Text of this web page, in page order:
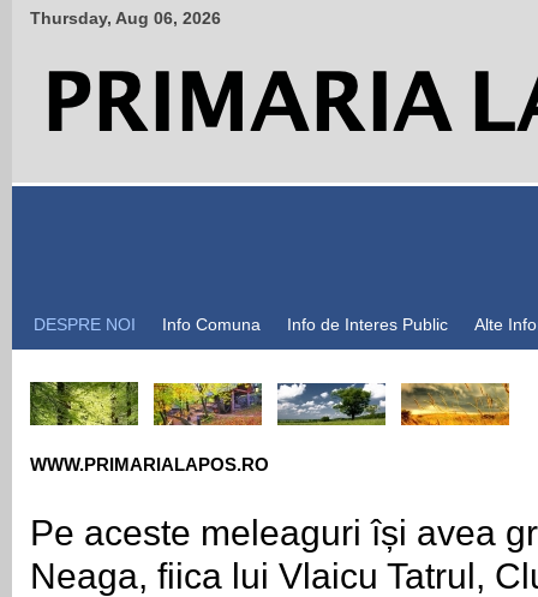
Thursday, Aug 06, 2026
DESPRE NOI Info Comuna Info de Interes Public Alte
WWW.PRIMARIALAPOS.RO
Pe aceste meleaguri își avea
Neaga, fiica lui Vlaicu Tatrul,